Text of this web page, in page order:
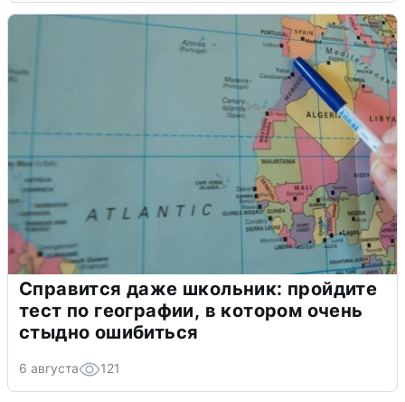
Справится даже школьник: пройдите
тест по географии, в котором очень
стыдно ошибиться
6 августа 121